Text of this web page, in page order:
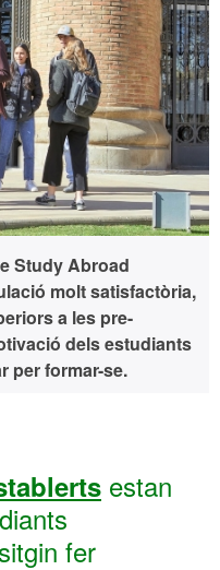
Study Abroad
molt satisfactòria,
a les pre-
dels estudiants
per formar-se.
estan
fer